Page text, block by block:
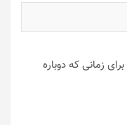
زمانی که دوباره